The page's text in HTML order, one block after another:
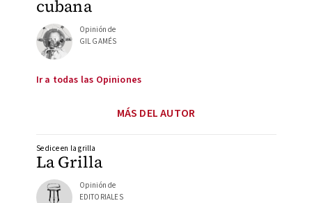
cubana
Opinión de
GIL GAMÉS
Ir a todas las Opiniones
MÁS DEL AUTOR
La Grilla
Se dice en la grilla
Opinión de
EDITORIALES